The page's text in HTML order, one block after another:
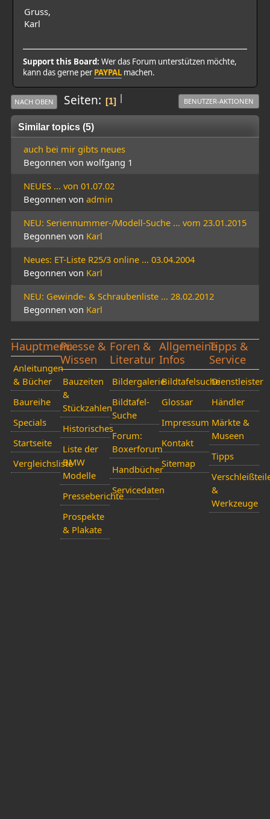
Gruss,
Karl
Support this Board: Wer das Forum unterstützen möchte,
kann das gerne perPAYPAL machen.
|
NACH OBEN Seiten 1 BENUTZER-AKTIONEN
Similar topics (5)
auch bei mir gibts neues
Begonnen von wolfgang 1
NEUES ... von 01.07.02
Begonnen von admin
NEU: Seriennummer-/Modell-Suche ... vom 23.01.2015
Begonnen von Karl
Neues: ET-Liste R25/3 online ... 03.04.2004
Begonnen von Karl
NEU: Gewinde- & Schraubenliste ... 28.02.2012
Begonnen von Karl
Hauptmenü
Anleitungen
& Bücher
Baureihe
Specials
Startseite
Vergleichsliste
Presse &
Wissen
Bauzeiten
&
Stückzahlen
Historisches
Liste der
BMW
Modelle
Presseberichte
Prospekte
& Plakate
Foren &
Literatur
Bildergalerie
Bildtafel-
Suche
Forum:
Boxerforum
Handbücher
Servicedaten
Allgemeine
Infos
Bildtafelsuche
Glossar
Impressum
Kontakt
Sitemap
Tipps &
Service
Dienstleister
Händler
Märkte &
Museen
Tipps
&
Werkzeuge